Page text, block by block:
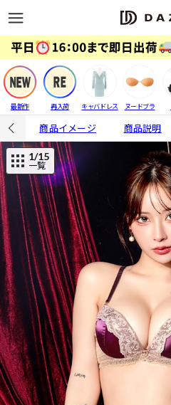
最新作 再入荷 キャバドレス ヌードブラ
商品イメージ 商品説明
1/15
一覧